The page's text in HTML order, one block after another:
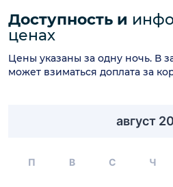
Доступность и
ценах
Цены указаны за одну ночь. В
может взиматься доплата за
август
П В С Ч